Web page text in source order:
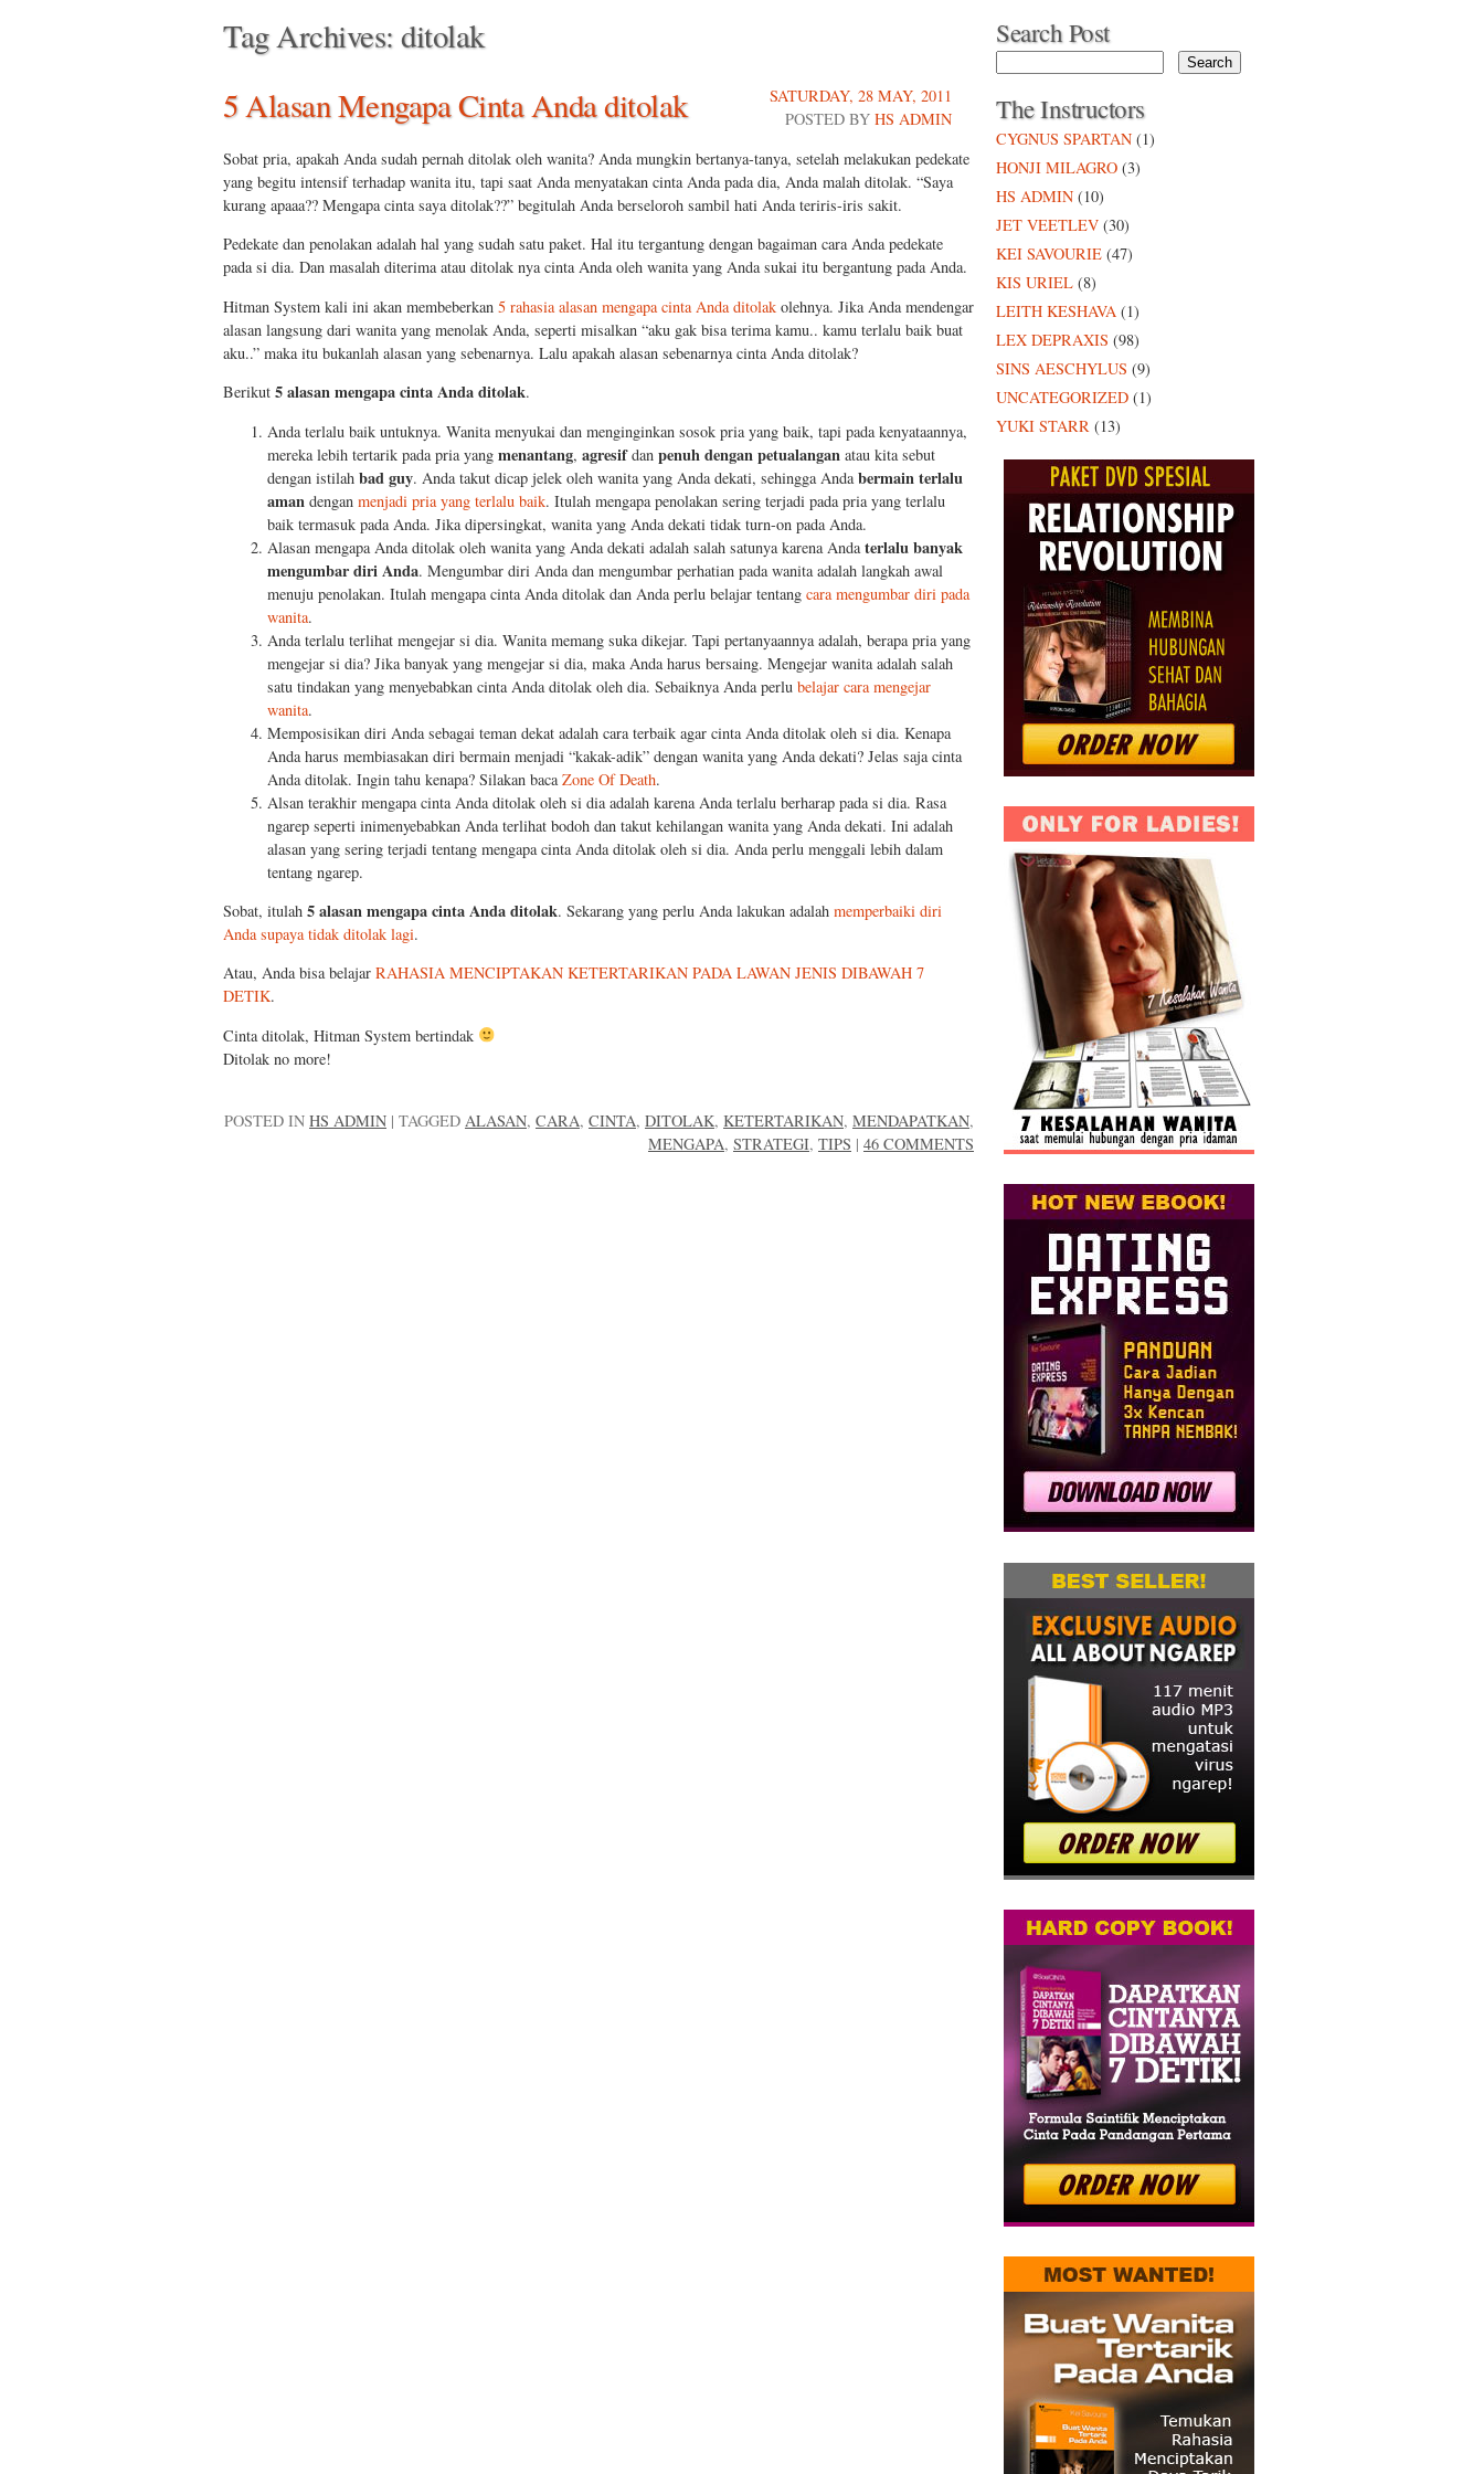
Tag Archives:ditolak
5 Alasan Mengapa Cinta Anda ditolak
SATURDAY, 28 MAY, 2011
POSTED BY HS ADMIN
Sobat pria, apakah Anda sudah pernah ditolak oleh wanita? Anda mungkin bertanya-tanya, setelah melakukan pedekate
yang begitu intensif terhadap wanita itu, tapi saat Anda menyatakan cinta Anda pada dia, Anda malah ditolak. “Saya
kurang apaaa?? Mengapa cinta saya ditolak??” begitulah Anda berseloroh sambil hati Anda teriris-iris sakit.
Pedekate dan penolakan adalah hal yang sudah satu paket. Hal itu tergantung dengan bagaiman cara Anda pedekate
pada si dia. Dan masalah diterima atau ditolak nya cinta Anda oleh wanita yang Anda sukai itu bergantung pada Anda.
Hitman System kali ini akan membeberkan 5 rahasia alasan mengapa cinta Anda ditolak olehnya. Jika Anda mendengar
alasan langsung dari wanita yang menolak Anda, seperti misalkan “aku gak bisa terima kamu.. kamu terlalu baik buat
aku..” maka itu bukanlah alasan yang sebenarnya. Lalu apakah alasan sebenarnya cinta Anda ditolak?
Berikut 5 alasan mengapa cinta Anda ditolak.
Anda terlalu baik untuknya. Wanita menyukai dan menginginkan sosok pria yang baik, tapi pada kenyataannya,
mereka lebih tertarik pada pria yang menantang, agresifdan penuh dengan petualangan atau kita sebut
dengan istilah bad guy. Anda takut dicap jelek oleh wanita yang Anda dekati, sehingga Anda bermain terlalu
aman dengan menjadi pria yang terlalu baik. Itulah mengapa penolakan sering terjadi pada pria yang terlalu
baik termasuk pada Anda. Jika dipersingkat, wanita yang Anda dekati tidak turn-on pada Anda.
Alasan mengapa Anda ditolak oleh wanita yang Anda dekati adalah salah satunya karena Anda terlalu banyak
mengumbar diri Anda. Mengumbar diri Anda dan mengumbar perhatian pada wanita adalah langkah awal
menuju penolakan. Itulah mengapa cinta Anda ditolak dan Anda perlu belajar tentang cara mengumbar diri pada
wanita.
Anda terlalu terlihat mengejar si dia. Wanita memang suka dikejar. Tapi pertanyaannya adalah, berapa pria yang
mengejar si dia? Jika banyak yang mengejar si dia, maka Anda harus bersaing. Mengejar wanita adalah salah
satu tindakan yang menyebabkan cinta Anda ditolak oleh dia. Sebaiknya Anda perlu belajar cara mengejar
wanita.
Memposisikan diri Anda sebagai teman dekat adalah cara terbaik agar cinta Anda ditolak oleh si dia. Kenapa
Anda harus membiasakan diri bermain menjadi “kakak-adik” dengan wanita yang Anda dekati? Jelas saja cinta
Anda ditolak. Ingin tahu kenapa? Silakan baca Zone Of Death.
Alsan terakhir mengapa cinta Anda ditolak oleh si dia adalah karena Anda terlalu berharap pada si dia. Rasa
ngarep seperti inimenyebabkan Anda terlihat bodoh dan takut kehilangan wanita yang Anda dekati. Ini adalah
alasan yang sering terjadi tentang mengapa cinta Anda ditolak oleh si dia. Anda perlu menggali lebih dalam
tentang ngarep.
Sobat, itulah 5 alasan mengapa cinta Anda ditolak. Sekarang yang perlu Anda lakukan adalah memperbaiki diri
Anda supaya tidak ditolak lagi.
Atau, Anda bisa belajar RAHASIA MENCIPTAKAN KETERTARIKAN PADA LAWAN JENIS DIBAWAH 7
DETIK.
Cinta ditolak, Hitman System bertindak
Ditolak no more!
POSTED IN HS ADMIN | TAGGED ALASAN, CARA, CINTA, DITOLAK, KETERTARIKAN, MENDAPATKAN,
MENGAPA, STRATEGI, TIPS | 46 COMMENTS
Search Post
The Instructors
CYGNUS SPARTAN (1)
HONJI MILAGRO (3)
HS ADMIN (10)
JET VEETLEV (30)
KEI SAVOURIE (47)
KIS URIEL (8)
LEITH KESHAVA (1)
LEX DEPRAXIS (98)
SINS AESCHYLUS (9)
UNCATEGORIZED (1)
YUKI STARR (13)